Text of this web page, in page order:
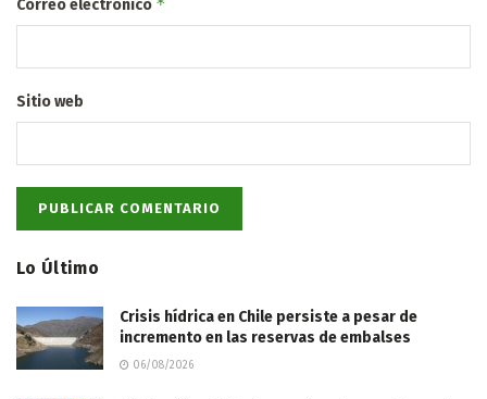
Correo electrónico *
Sitio web
Lo Último
Crisis hídrica en Chile persiste a pesar de
incremento en las reservas de embalses
06/08/2026